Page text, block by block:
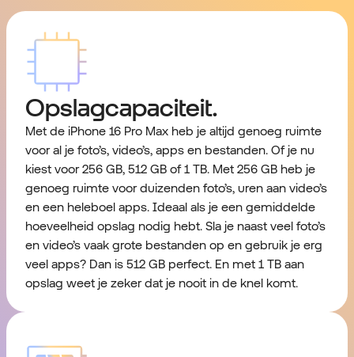
Opslagcapaciteit.
Met de iPhone 16 Pro Max heb je altijd genoeg ruimte
voor al je foto’s, video’s, apps en bestanden. Of je nu
kiest voor 256 GB, 512 GB of 1 TB. Met 256 GB heb je
genoeg ruimte voor duizenden foto’s, uren aan video’s
en een heleboel apps. Ideaal als je een gemiddelde
hoeveelheid opslag nodig hebt. Sla je naast veel foto’s
en video’s vaak grote bestanden op en gebruik je erg
veel apps? Dan is 512 GB perfect. En met 1 TB aan
opslag weet je zeker dat je nooit in de knel komt.